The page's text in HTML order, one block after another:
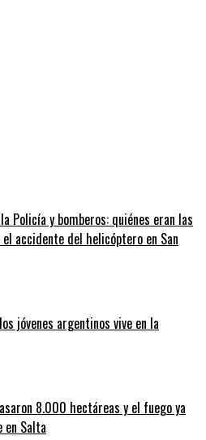
Policía y bomberos: quiénes eran las
accidente del helicóptero en San
jóvenes argentinos vive en la
8.000 hectáreas y el fuego ya
en Salta